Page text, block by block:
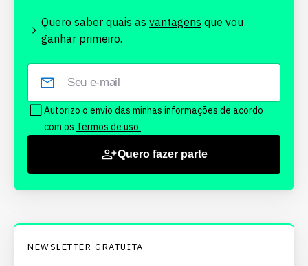
Quero saber quais as vantagens que vou
ganhar primeiro.
Autorizo o envio das minhas informações de acordo
com os Termos de uso.
Quero fazer parte
NEWSLETTER GRATUITA